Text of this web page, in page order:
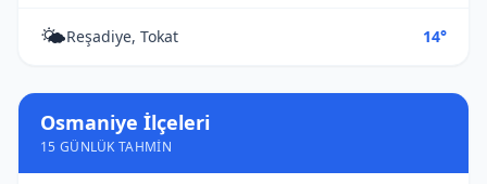
🌤️Reşadiye, Tokat 14°
Osmaniye İlçeleri
15 GÜNLÜK TAHMIN